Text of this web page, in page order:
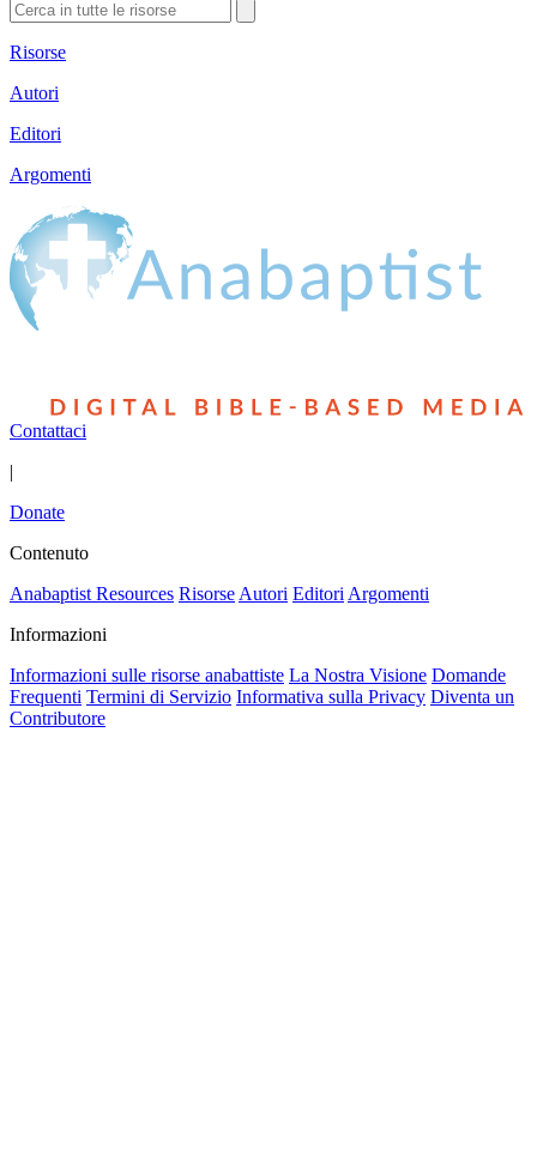
Risorse
Autori
Editori
Argomenti
Contattaci
|
Donate
Contenuto
Anabaptist Resources Risorse Autori Editori Argomenti
Informazioni
Informazioni sulle risorse anabattiste La Nostra Visione Domande
Frequenti Termini di Servizio Informativa sulla Privacy Diventa un
Contributore